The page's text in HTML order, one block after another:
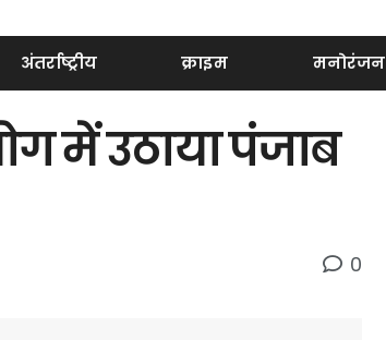
अंतर्राष्ट्रीय क्राइम मनोरंजन
में उठाया पंजाब
0